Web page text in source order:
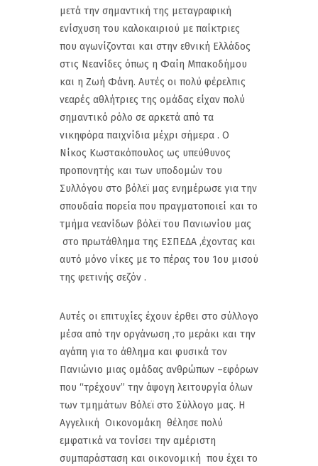
μετά την σημαντική της μεταγραφική
ενίσχυση του καλοκαιριού με παίκτριες
που αγωνίζονται και στην εθνική Ελλάδος
στις Νεανίδες όπως η Φαίη Μπακοδήμου
και η Ζωή Φάνη. Αυτές οι πολύ φέρελπις
νεαρές αθλήτριες της ομάδας είχαν πολύ
σημαντικό ρόλο σε αρκετά από τα
νικηφόρα παιχνίδια μέχρι σήμερα . Ο
Νίκος Κωστακόπουλος ως υπεύθυνος
προπονητής και των υποδομών του
Συλλόγου στο βόλεϊ μας ενημέρωσε για την
σπουδαία πορεία που πραγματοποιεί και το
τμήμα νεανίδων βόλεϊ του Πανιωνίου μας
στο πρωτάθλημα της ΕΣΠΕΔΑ ,έχοντας και
αυτό μόνο νίκες με το πέρας του 1ου μισού
της φετινής σεζόν .
Αυτές οι επιτυχίες έχουν έρθει στο σύλλογο
μέσα από την οργάνωση ,το μεράκι και την
αγάπη για το άθλημα και φυσικά τον
Πανιώνιο μιας ομάδας ανθρώπων –εφόρων
που “τρέχουν” την άψογη λειτουργία όλων
των τμημάτων Βόλεϊ στο Σύλλογο μας. Η
Αγγελική Οικονομάκη θέλησε πολύ
εμφατικά να τονίσει την αμέριστη
συμπαράσταση και οικονομική που έχει το